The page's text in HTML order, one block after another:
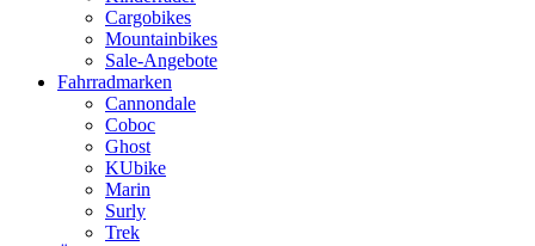
Cargobikes
Mountainbikes
Sale-Angebote
Fahrradmarken
Cannondale
Coboc
Ghost
KUbike
Marin
Surly
Trek